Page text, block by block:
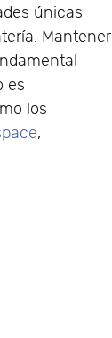
únicas
Mantener
es
los
,